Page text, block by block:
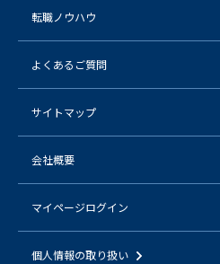
転職ノウハウ
よくあるご質問
サイトマップ
会社概要
マイページログイン
個人情報の取り扱い